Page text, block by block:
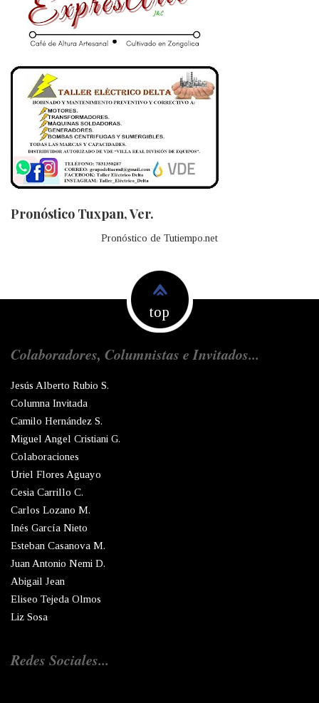
Pronóstico Tuxpan, Ver.
Pronóstico de Tutiempo.net
top
Colaboradores, Columnistas e Invitados...
Jesús Alberto Rubio S.
Columna Invitada
Camilo Hernández S.
Miguel Angel Cristiani G.
Colaboraciones
Uriel Flores Aguayo
Cesia Carrillo C.
Carlos Lozano M.
Inés García Nieto
Esteban Casanova M.
Juan Antonio Nemi D.
Abigail Jean
Eliseo Tejeda Olmos
Liz Sosa
Redes Sociales...